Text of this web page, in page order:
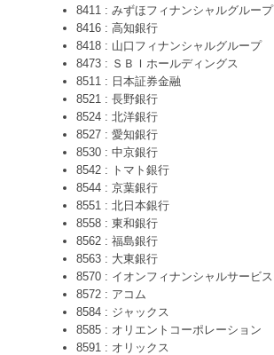
8411 : みずほフィナンシャルグループ
8416 : 高知銀行
8418 : 山口フィナンシャルグループ
8473 : ＳＢＩホールディングス
8511 : 日本証券金融
8521 : 長野銀行
8524 : 北洋銀行
8527 : 愛知銀行
8530 : 中京銀行
8542 : トマト銀行
8544 : 京葉銀行
8551 : 北日本銀行
8558 : 東和銀行
8562 : 福島銀行
8563 : 大東銀行
8570 : イオンフィナンシャルサービス
8572 : アコム
8584 : ジャックス
8585 : オリエントコーポレーション
8591 : オリックス